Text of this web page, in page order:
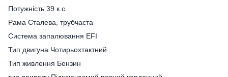
Потужність 39 к.с.
Рама Сталева, трубчаста
Система запалювання EFI
Тип двигуна Чотирьохтактний
Тип живлення Бензин